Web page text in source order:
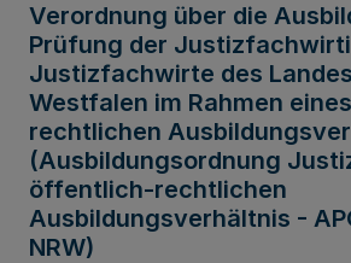
Verordnung über die
Prüfung der
Justizfachwirte des
Westfalen im Rahmen
rechtlichen
(Ausbildungsordnung
öffentlich-rechtlichen
Ausbildungsverhältnis -
NRW)